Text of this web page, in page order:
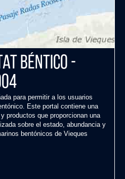
Béntico -
para permitir a los usuarios
Este portal contiene una
productos que proporcionan una
sobre el estado, abundancia y
bentónicos de Vieques